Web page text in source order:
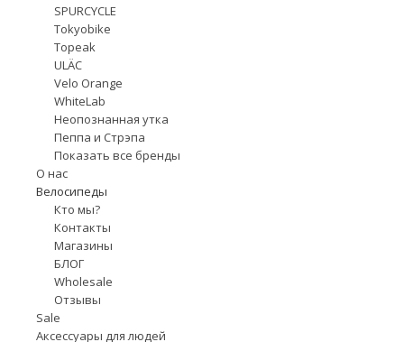
SPURCYCLE
Tokyobike
Topeak
ULÄC
Velo Orange
WhiteLab
Неопознанная утка
Пеппа и Стрэпа
Показать все бренды
О нас
Велосипеды
Кто мы?
Контакты
Магазины
БЛОГ
Wholesale
Отзывы
Sale
Аксессуары для людей